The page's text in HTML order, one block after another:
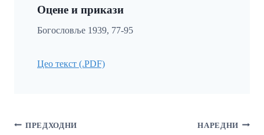
Оцене и прикази
Богословље 1939, 77-95
Цео текст (.PDF)
Кретање
ПРЕДХОДНИ НАРЕДНИ